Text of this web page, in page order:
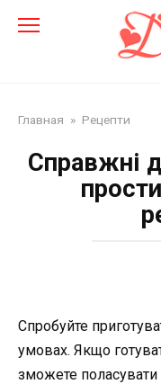
Главная » Рецепти
Справжні
Спробуйте
умовах. Якщо
зможете